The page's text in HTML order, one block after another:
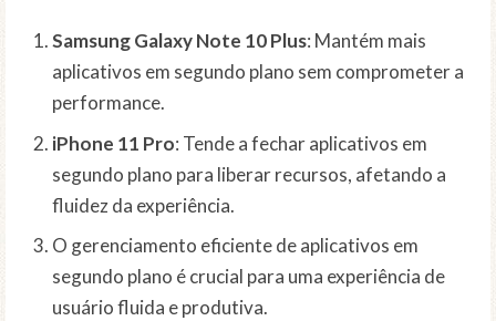
Samsung Galaxy Note 10 Plus: Mantém mais
aplicativos em segundo plano sem comprometer a
performance.
iPhone 11 Pro: Tende a fechar aplicativos em
segundo plano para liberar recursos, afetando a
fluidez da experiência.
O gerenciamento eficiente de aplicativos em
segundo plano é crucial para uma experiência de
usuário fluida e produtiva.